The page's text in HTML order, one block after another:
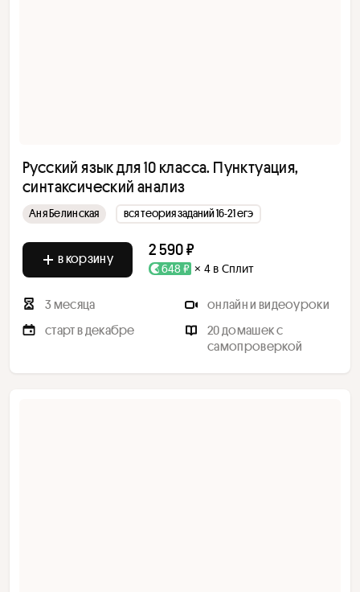
Русский язык для 10 класса. Пунктуация,
синтаксический анализ
Аня Белинская вся теория заданий 16-21 егэ
в корзину 2 590 ₽
648 ₽ × 4 в Сплит
3 месяца
онлайн и видеоуроки
старт в декабре
20 домашек с
самопроверкой